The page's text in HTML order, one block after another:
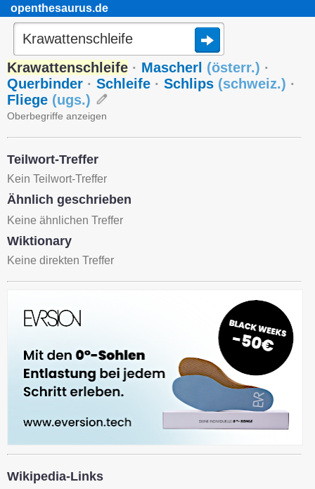
openthesaurus.de
Krawattenschleife · Mascherl (österr.) ·
Querbinder · Schleife · Schlips (schweiz.) ·
Fliege (ugs.)
Oberbegriffe anzeigen
Teilwort-Treffer
Kein Teilwort-Treffer
Ähnlich geschrieben
Keine ähnlichen Treffer
Wiktionary
Keine direkten Treffer
Wikipedia-Links